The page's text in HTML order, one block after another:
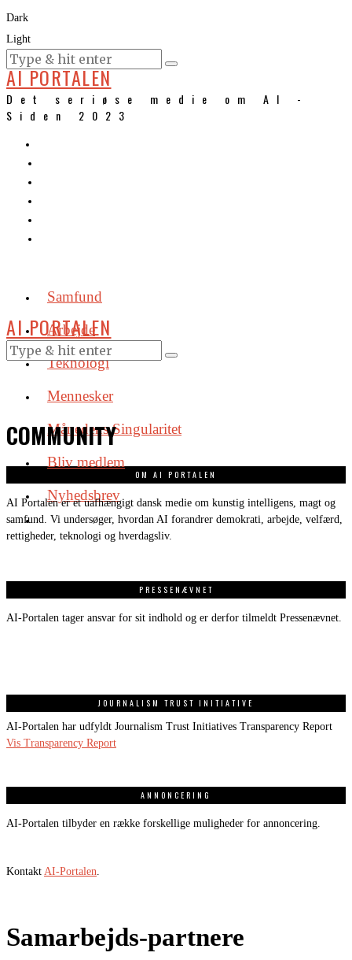
Dark
Light
KURSER
AI PORTALEN
Det seriøse medie om AI -
Siden 2023
Samfund
Arbejde
Teknologi
Mennesker
Månedens Singularitet
Bliv medlem
Nyhedsbrev
AI PORTALEN
COMMUNITY
OM AI PORTALEN
AI Portalen er et uafhængigt dansk medie om kunstig intelligens, magt og
samfund. Vi undersøger, hvordan AI forandrer demokrati, arbejde, velfærd,
rettigheder, teknologi og hverdagsliv.
PRESSENÆVNET
AI-Portalen tager ansvar for sit indhold og er derfor tilmeldt Pressenævnet.
JOURNALISM TRUST INITIATIVE
AI-Portalen har udfyldt Journalism Trust Initiatives Transparency Report
Vis Transparency Report
ANNONCERING
AI-Portalen tilbyder en række forskellige muligheder for annoncering.
Kontakt AI-Portalen.
Samarbejds-partnere